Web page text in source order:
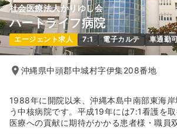
社会医療法人かりゆし会
ハートライフ病院
エージェント求人 7:1 電子カルテ 車通勤
沖縄県中頭郡中城村字伊集208番地
1988年に開院以来、沖縄本島中南部東海
う中核病院です。平成19年には7:1看護を
医療への貢献に期待がかかる患者様・職員